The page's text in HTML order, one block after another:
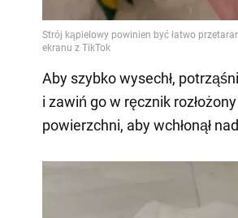
Aby szybko wysechł,
i zawiń go w ręcznik rozłożony
powierzchni, aby wchłonął